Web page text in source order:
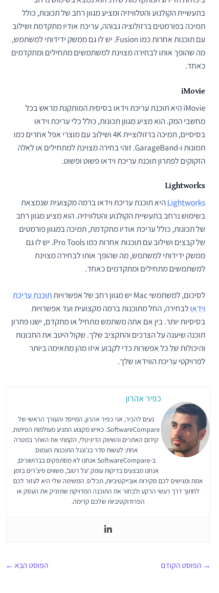
בתעשיית הקולנוע והטלוויזיה ומציע מגוון רחב של תכונות, כולל
תמיכה בפורמטים ברזולוציה גבוהה, עריכת אודיו מתקדמת ושילוב
עם תוכנות אחרות כמו Fusion. יש לו גם ממשק ידידותי למשתמש,
מה שהופך אותו לבחירה מצוינת למשתמשים מתחילים ומתקדמים
כאחד.
iMovie
iMovie היא תוכנת עריכת וידאו בסיסית המותקנת מראש בכל
מחשבי המק. הוא מציע מגוון תכונות, כולל כלי עריכת וידאו
בסיסיים, תמיכה ברזולוציית 4K ושילוב עם מוצרי אפל אחרים כמו
תמונות ו-GarageBand. זוהי בחירה מצוינת למתחילים או לאלה
הזקוקים לפתרון תוכנת עריכת וידאו פשוט ופשוט.
Lightworks
Lightworksהיא תוכנת עריכת וידאו ברמה מקצועית שנמצאת
בשימוש נרחב בתעשיית הקולנוע והטלוויזיה. הוא מציע מגוון רחב
של תכונות, כולל עריכת אודיו מתקדמת, תמיכה במגוון פורמטים
של קבצים ושילוב עם תוכנות אחרות כמו Pro Tools. יש לו גם
ממשק ידידותי למשתמש, מה שהופך אותו לבחירה מצוינת
למשתמשים מתחילים ומתקדמים כאחד.
לסיכום, למשתמשי Mac יש מגוון רחב של אפשרויות
תוכנת עריכת
וידאולבחירה, החל מתוכנות ברמה מקצועית ועד אפשרויות
בסיסיות יותר. בין אם אתה משתמש מתחיל או מתקדם, ישנו פתרון
תוכנה שיענה על הצרכים והתקציב שלך. שקול היטב את התכונות
והיכולות של כל אפשרות כדי לקבוע איזו מהן מתאימה ביותר
לפרויקטי עריכת הווידאו שלך.
כפיר אהרון
נעים להכיר, אני כפיר אהרון, המייסד והעורך הראשי של
SoftwareCompare. כאיש מקצוע המגיע מעולמות הפיתוח,
קידום האתרים והשיווק הדיגיטלי, הקמתי את האתר במטרה
אחת: לעשות סדר בג’ונגל התוכנות העמוס.
ב-SoftwareCompare אנחנו לא מסתפקים בברושורים;
אנחנו מבצעים בדיקות עומק ‘על רטוב’, משווים פיצ’רים בזמן
אמת ומגישים לכם סקירות אובייקטיביות, תכל’ס. המשימה שלי היא לעזור לכם
לחתוך דרך רעשי הרקע ולבחור את התוכנה המדויקת שתזניק את העסק או
הפרודוקטיביות שלכם קדימה.
→ הפוסט הקודם הפוסט הבא ←